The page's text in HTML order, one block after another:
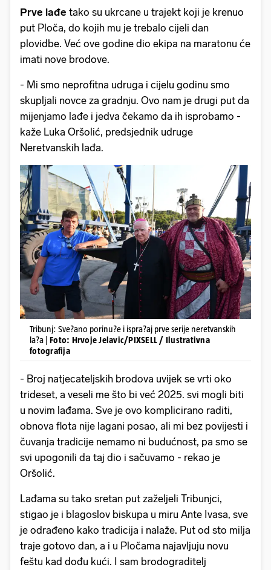
Prve lađe tako su ukrcane u trajekt koji je krenuo
put Ploča, do kojih mu je trebalo cijeli dan
plovidbe. Već ove godine dio ekipa na maratonu će
imati nove brodove.
- Mi smo neprofitna udruga i cijelu godinu smo
skupljali novce za gradnju. Ovo nam je drugi put da
mijenjamo lađe i jedva čekamo da ih isprobamo -
kaže Luka Oršolić, predsjednik udruge
Neretvanskih lađa.
Tribunj: Sve?ano porinu?e i ispra?aj prve serije neretvanskih
la?a | Foto: Hrvoje Jelavic/PIXSELL / Ilustrativna
fotografija
- Broj natjecateljskih brodova uvijek se vrti oko
trideset, a veseli me što bi već 2025. svi mogli biti
u novim lađama. Sve je ovo komplicirano raditi,
obnova flota nije lagani posao, ali mi bez povijesti i
čuvanja tradicije nemamo ni budućnost, pa smo se
svi upogonili da taj dio i sačuvamo - rekao je
Oršolić.
Lađama su tako sretan put zaželjeli Tribunjci,
stigao je i blagoslov biskupa u miru Ante Ivasa, sve
je odrađeno kako tradicija i nalaže. Put od sto milja
traje gotovo dan, a i u Pločama najavljuju novu
feštu kad dođu kući. I sam brodograditelj